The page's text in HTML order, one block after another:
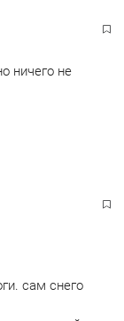
ничего не
сам снего